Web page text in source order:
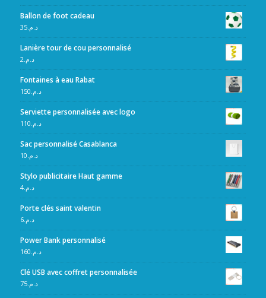
Ballon de foot cadeau
د.م.35
Lanière tour de cou personnalisé
د.م. 2
Fontaines à eau Rabat
د.م. 150
Serviette personnalisée avec logo
د.م. 110
Sac personnalisé Casablanca
د.م. 10
Stylo publicitaire Haut gamme
د.م.4
Porte clés saint valentin
د.م.6
Power Bank personnalisé
د.م. 160
Clé USB avec coffret personnalisée
د.م.75